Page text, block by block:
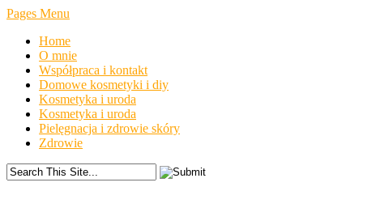
Pages Menu
Home
O mnie
Współpraca i kontakt
Domowe kosmetyki i diy
Kosmetyka i uroda
Kosmetyka i uroda
Pielęgnacja i zdrowie skóry
Zdrowie